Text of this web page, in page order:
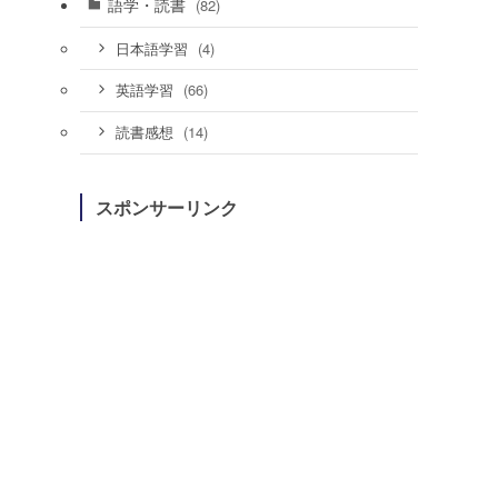
(82)
日本語学習 (4)
英語学習 (66)
読書感想 (14)
スポンサーリンク